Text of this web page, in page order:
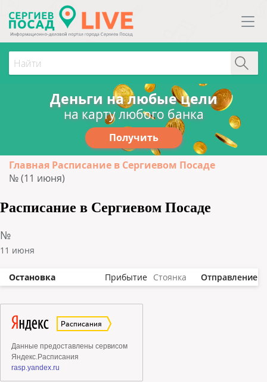
Деньги на любые цели
на карту любого банка
Получить
Главная Расписание в Сергиевом Посаде
№ (11 июня)
Расписание в Сергиевом Посаде
№
11 июня
Остановка Прибытие Стоянка Отправление